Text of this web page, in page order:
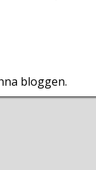
bloggen.